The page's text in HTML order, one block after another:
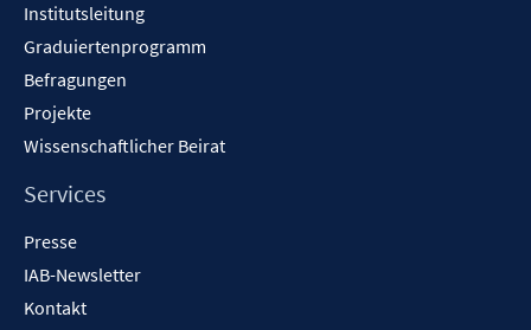
Institutsleitung
Graduiertenprogramm
Befragungen
Projekte
Wissenschaftlicher Beirat
Services
Presse
IAB-Newsletter
Kontakt